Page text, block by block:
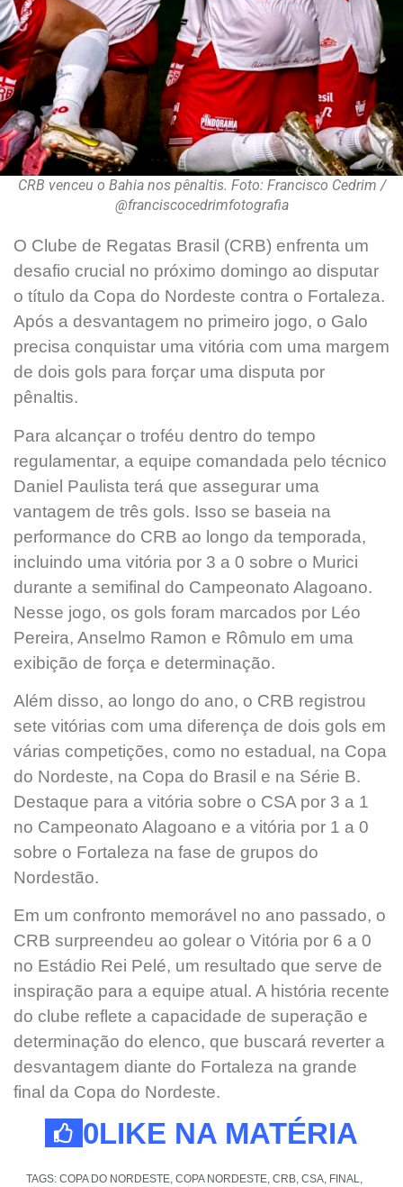
CRB venceu o Bahia nos pênaltis. Foto: Francisco Cedrim /
@franciscocedrimfotografia
O Clube de Regatas Brasil (CRB) enfrenta um
desafio crucial no próximo domingo ao disputar
o título da Copa do Nordeste contra o Fortaleza.
Após a desvantagem no primeiro jogo, o Galo
precisa conquistar uma vitória com uma margem
de dois gols para forçar uma disputa por
pênaltis.
Para alcançar o troféu dentro do tempo
regulamentar, a equipe comandada pelo técnico
Daniel Paulista terá que assegurar uma
vantagem de três gols. Isso se baseia na
performance do CRB ao longo da temporada,
incluindo uma vitória por 3 a 0 sobre o Murici
durante a semifinal do Campeonato Alagoano.
Nesse jogo, os gols foram marcados por Léo
Pereira, Anselmo Ramon e Rômulo em uma
exibição de força e determinação.
Além disso, ao longo do ano, o CRB registrou
sete vitórias com uma diferença de dois gols em
várias competições, como no estadual, na Copa
do Nordeste, na Copa do Brasil e na Série B.
Destaque para a vitória sobre o CSA por 3 a 1
no Campeonato Alagoano e a vitória por 1 a 0
sobre o Fortaleza na fase de grupos do
Nordestão.
Em um confronto memorável no ano passado, o
CRB surpreendeu ao golear o Vitória por 6 a 0
no Estádio Rei Pelé, um resultado que serve de
inspiração para a equipe atual. A história recente
do clube reflete a capacidade de superação e
determinação do elenco, que buscará reverter a
desvantagem diante do Fortaleza na grande
final da Copa do Nordeste.
0LIKE NA MATÉRIA
TAGS: COPA DO NORDESTE, COPA NORDESTE, CRB, CSA, FINAL,